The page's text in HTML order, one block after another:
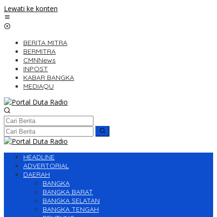
Lewati ke konten
BERITA MITRA
BERMITRA
CMNNews
INPOST
KABAR BANGKA
MEDIAQU
HEADLINE
ADVERTORIAL
DAERAH
BANGKA
BANGKA BARAT
BANGKA SELATAN
BANGKA TENGAH